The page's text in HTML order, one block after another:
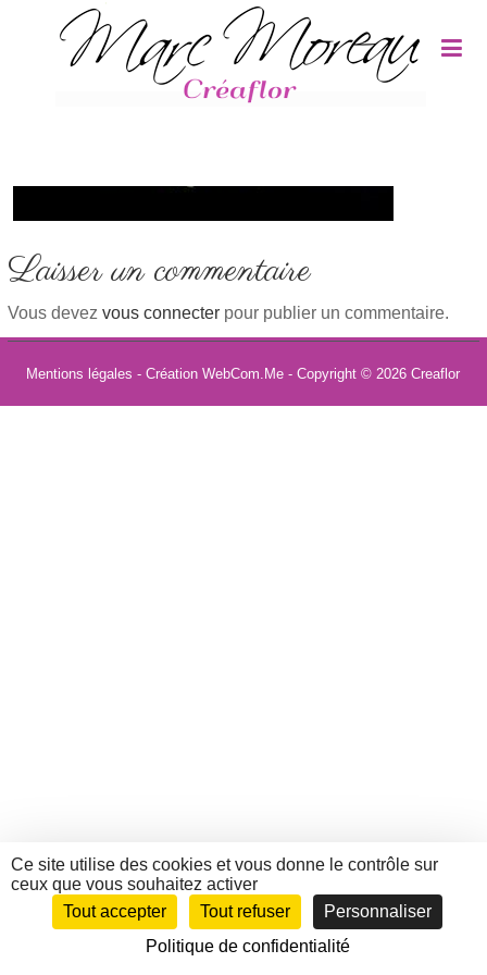
Laisser un commentaire
Vous devez vous connecterpour publier un commentaire.
Mentions légales - Création WebCom.Me - Copyright © 2026Creaflor
Panneau de gestion des cookies
Ce site utilise des cookies et vous donne le contrôle sur
ceux que vous souhaitez activer
Tout accepter
Tout refuser
Personnaliser
Politique de confidentialité